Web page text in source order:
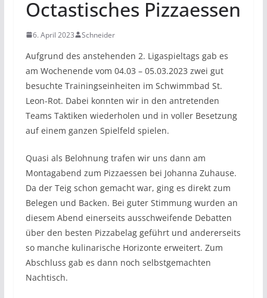
Octastisches Pizzaessen
6. April 2023 Schneider
Aufgrund des anstehenden 2. Ligaspieltags gab es
am Wochenende vom 04.03 – 05.03.2023 zwei gut
besuchte Trainingseinheiten im Schwimmbad St.
Leon-Rot. Dabei konnten wir in den antretenden
Teams Taktiken wiederholen und in voller Besetzung
auf einem ganzen Spielfeld spielen.
Quasi als Belohnung trafen wir uns dann am
Montagabend zum Pizzaessen bei Johanna Zuhause.
Da der Teig schon gemacht war, ging es direkt zum
Belegen und Backen. Bei guter Stimmung wurden an
diesem Abend einerseits ausschweifende Debatten
über den besten Pizzabelag geführt und andererseits
so manche kulinarische Horizonte erweitert. Zum
Abschluss gab es dann noch selbstgemachten
Nachtisch.